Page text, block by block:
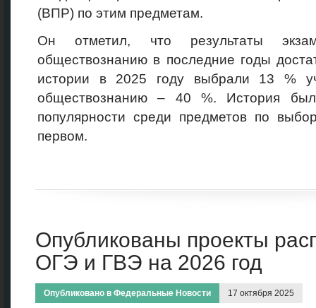
(ВПР) по этим предметам.
Он отметил, что результаты
обществознанию в последние годы
истории в 2025 году выбрали 13 %
обществознанию – 40 %. История
популярности среди предметов по
первом.
Опубликованы проекты
ОГЭ и ГВЭ на 2026 год
Опубликовано в Федеральные Новости 17 октября 2025